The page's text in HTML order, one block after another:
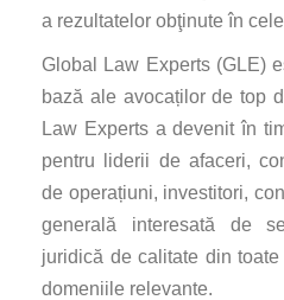
a rezultatelor obţinute în
Global Law Experts (GLE)
bază ale avocaților de top
Law Experts a devenit în
pentru liderii de afaceri,
de operațiuni, investitori,
generală interesată de
juridică de calitate din
domeniile relevante.